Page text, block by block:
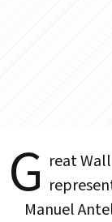
G reat
Manuel